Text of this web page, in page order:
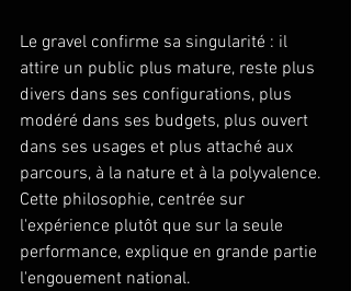
Le gravel confirme sa singularité : il
attire un public plus mature, reste plus
divers dans ses configurations, plus
modéré dans ses budgets, plus ouvert
dans ses usages et plus attaché aux
parcours, à la nature et à la polyvalence.
Cette philosophie, centrée sur
l'expérience plutôt que sur la seule
performance, explique en grande partie
l'engouement national.